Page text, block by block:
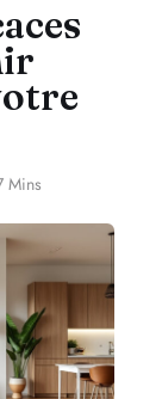
Mins